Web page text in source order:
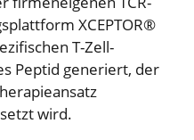
XCEPTOR®
T-Zell-
Peptid generiert, der
wird.